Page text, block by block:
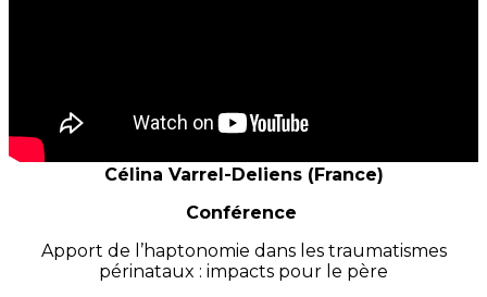
Célina Varrel-Deliens (France)
Conférence
Apport de l’haptonomie dans les traumatismes
périnataux : impacts pour le père